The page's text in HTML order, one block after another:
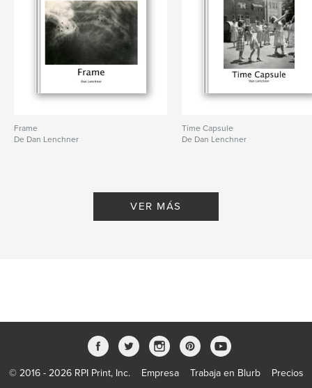
Frame
De Dan Lenchner
Time Capsule
De Dan Lenchner
VER MÁS
© 2016 - 2026 RPI Print, Inc. Empresa Trabaja en Blurb Precios